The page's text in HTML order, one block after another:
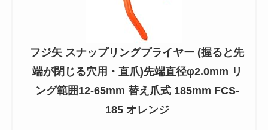
フジ矢 スナップリングプライヤー (握ると先
端が閉じる穴用・直爪)先端直径φ2.0mm リ
ング範囲12-65mm 替え爪式 185mm FCS-
185 オレンジ